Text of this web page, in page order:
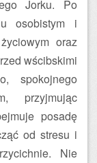
Jorku. Po
osobistym i
oraz
wścibskimi
spokojnego
przyjmując
posadę
od stresu i
Nie